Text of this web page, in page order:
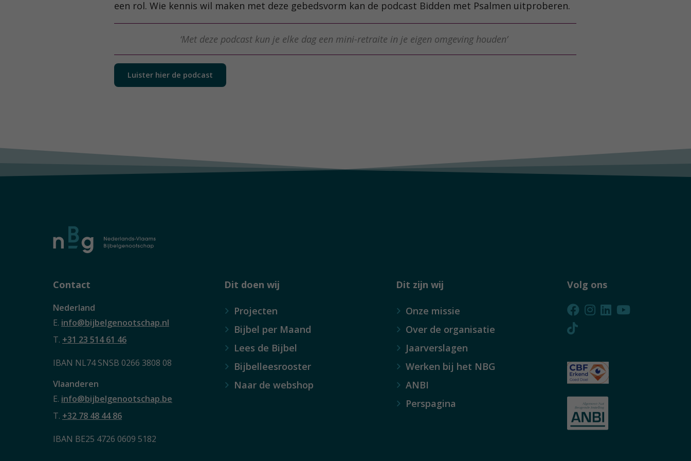
een rol. Wie kennis wil maken met deze gebedsvorm kan de podcast Bidden met Psalmen uitproberen.
‘Met deze podcast kun je elke dag een mini-retraite in je eigen omgeving houden’
Luister hier de podcast
Contact
Nederland
E. info@bijbelgenootschap.nl
T. +31 23 514 61 46
IBAN NL74 SNSB 0266 3808 08
Vlaanderen
E. info@bijbelgenootschap.be
T. +32 78 48 44 86
IBAN BE25 4726 0609 5182
Dit doen wij
Projecten
Bijbel per Maand
Lees de Bijbel
Bijbelleesrooster
Naar de webshop
Dit zijn wij
Onze missie
Over de organisatie
Jaarverslagen
Werken bij het NBG
ANBI
Perspagina
Volg ons